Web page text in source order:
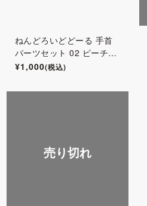
ねんどろいどどーる 手首
パーツセット 02 ピーチ（
peach）
¥1,000(税込)
売り切れ